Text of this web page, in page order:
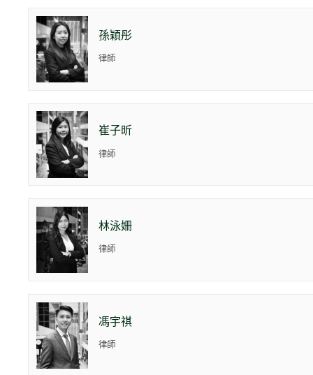
孫穎彤
律師
崔子昕
律師
林泳姍
律師
馮宇祺
律師